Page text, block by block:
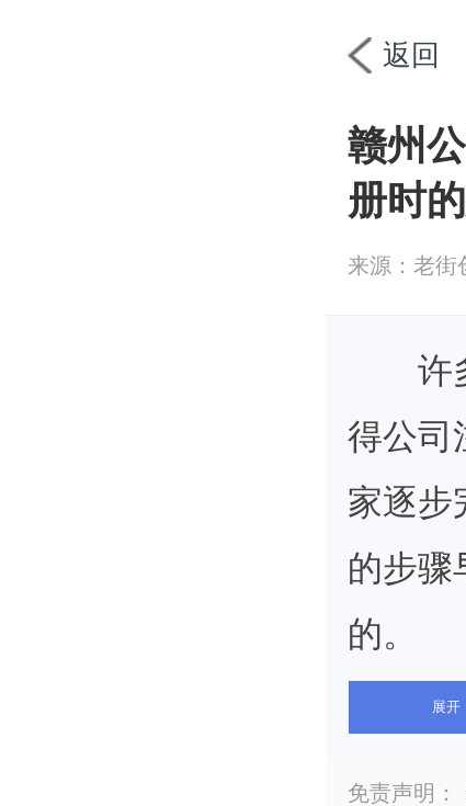
返回
首页 工
赣州
册时
来源：老街
许
得公司
家逐步
的步骤
的。
展开
免责声明：